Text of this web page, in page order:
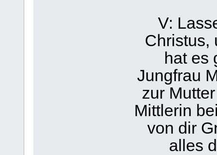
V:
Christus,
hat es
Jungfrau
zur
Mittlerin
von dir
alles